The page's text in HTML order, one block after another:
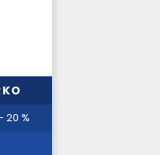
20 %